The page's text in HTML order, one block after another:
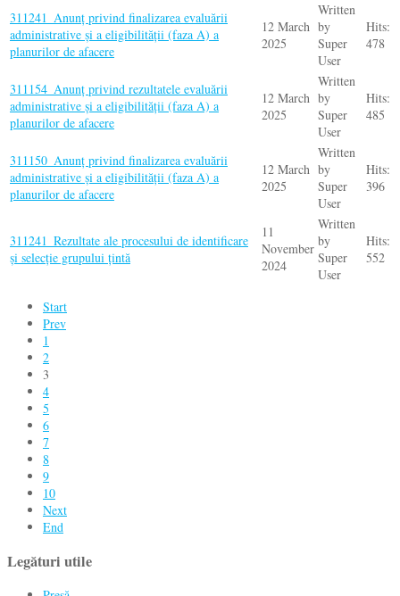
311241_Anunț privind finalizarea evaluării
administrative și a eligibilității (faza A) a
planurilor de afacere
12 March
2025
Written
by
Super
User
Hits:
478
311154_Anunț privind rezultatele evaluării
administrative și a eligibilității (faza A) a
planurilor de afacere
12 March
2025
Written
by
Super
User
Hits:
485
311150_Anunț privind finalizarea evaluării
administrative și a eligibilității (faza A) a
planurilor de afacere
12 March
2025
Written
by
Super
User
Hits:
396
311241_Rezultate ale procesului de identificare
și selecție grupului țintă
11
November
2024
Written
by
Super
User
Hits:
552
Start
Prev
1
2
3
4
5
6
7
8
9
10
Next
End
Legături utile